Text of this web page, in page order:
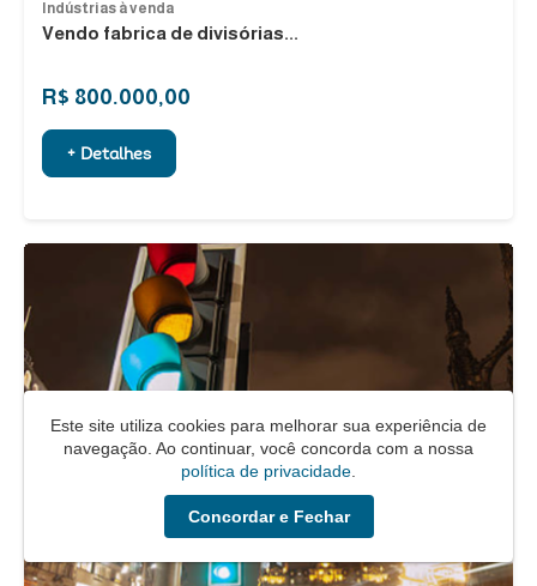
Indústrias à venda
Vendo fabrica de divisórias...
R$ 800.000,00
+ Detalhes
Este site utiliza cookies para melhorar sua experiência de
navegação. Ao continuar, você concorda com a nossa
política de privacidade
Concordar e Fechar